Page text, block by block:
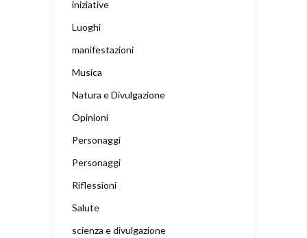
iniziative
Luoghi
manifestazioni
Musica
Natura e Divulgazione
Opinioni
Personaggi
Personaggi
Riflessioni
Salute
scienza e divulgazione